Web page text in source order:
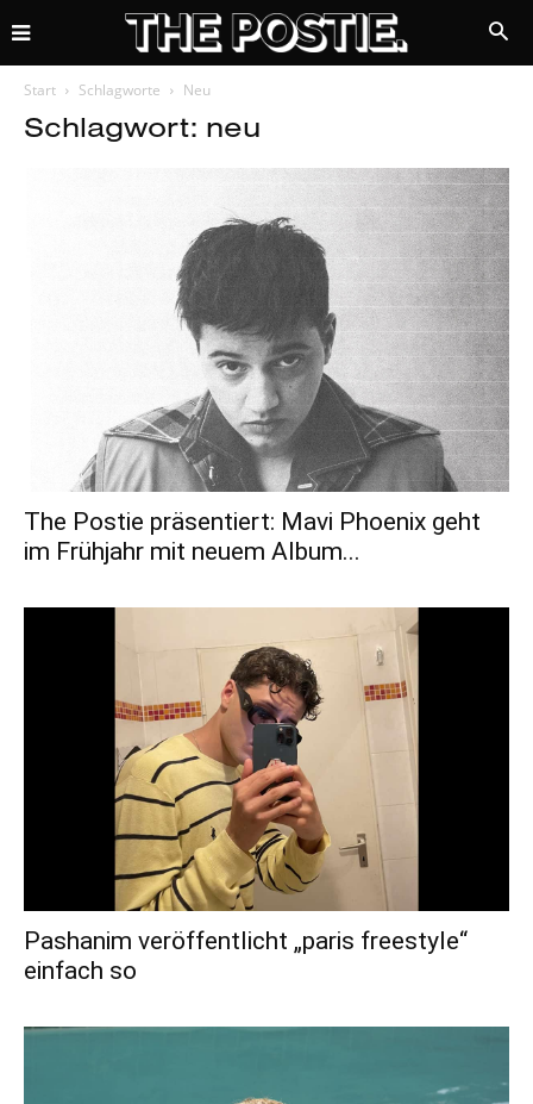
Start Schlagworte Neu
Schlagwort: neu
The Postie präsentiert: Mavi Phoenix geht
im Frühjahr mit neuem Album...
Pashanim veröffentlicht „paris freestyle“
einfach so